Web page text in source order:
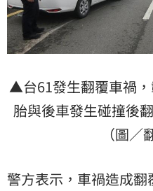
▲台61發生翻覆車禍
胎與後車發生碰撞後
（圖／
警方表示，車禍造成